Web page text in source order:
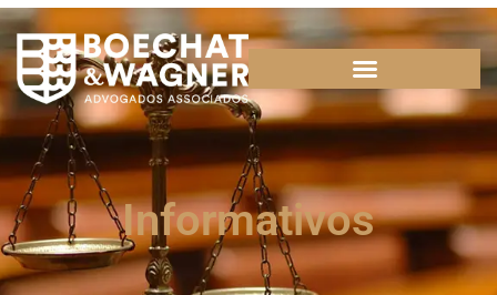
Informativos